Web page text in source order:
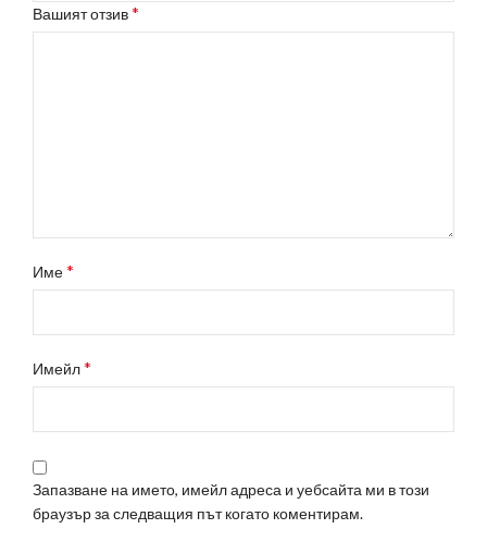
Вашият отзив*
Име*
Имейл*
Запазване на името, имейл адреса и уебсайта ми в този
браузър за следващия път когато коментирам.